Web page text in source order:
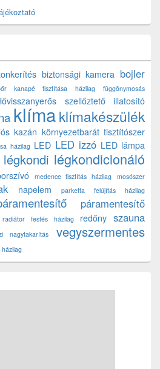
biztonsági kamera bojler
kanapé tisztítása házilag
függönymosás
szellőztető
illatosító
klímaklímakészülék
kazán környezetbarát tisztítószer
házilag LED LED izzó LED lámpa
légkondi légkondicionáló
medence tisztítás házilag
mosószer
napelem
parketta felújítás házilag
páramentesítő
radiátor festés házilag redőny szauna
nagytakarítás
vegyszermentes